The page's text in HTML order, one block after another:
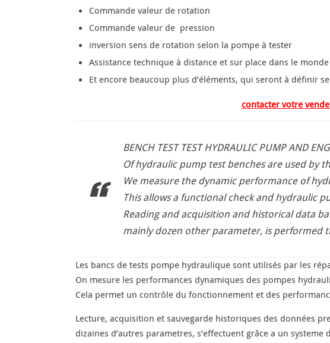
Commande valeur de rotation
Commande valeur de pression
inversion sens de rotation selon la pompe à tester
Assistance technique à distance et sur place dans le monde
Et encore beaucoup plus d’éléments, qui seront à définir
contacter votre
BENCH TEST TEST HYDRAULIC PUMP AND
Of hydraulic pump test benches are used
We measure the dynamic performance of
This allows a functional check and hydraulic
Reading and acquisition and historical data
mainly dozen other parameter, is performed
Les bancs de tests pompe hydraulique sont utilisés par les
On mesure les performances dynamiques des pompes
Cela permet un contrôle du fonctionnement et des
Lecture, acquisition et sauvegarde historiques des données
dizaines d’autres parametres, s’effectuent grâce a un